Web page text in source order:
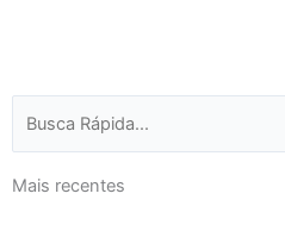
Mais recentes